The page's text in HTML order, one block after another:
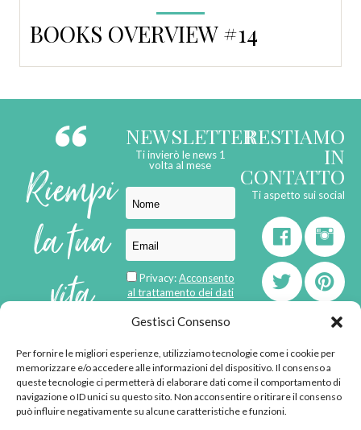
Gestisci Consenso
Per fornire le migliori esperienze, utilizziamo tecnologie come i cookie per
memorizzare e/o accedere alle informazioni del dispositivo. Il consenso a
queste tecnologie ci permetterà di elaborare dati come il comportamento di
navigazione o ID unici su questo sito. Non acconsentire o ritirare il consenso
può influire negativamente su alcune caratteristiche e funzioni.
BOOKS OVERVIEW #14
Riempi
la tua
vita
di
emozioni
NEWSLETTER
Ti invierò le news 1
volta al mese
Privacy:Acconsento
al trattamento dei dati
RESTIAMO
IN
CONTATTO
Ti aspetto sui social
born inMaMaStudiOs